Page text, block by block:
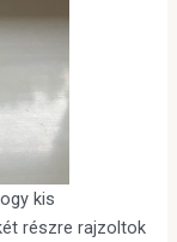
kis
részre rajzoltok